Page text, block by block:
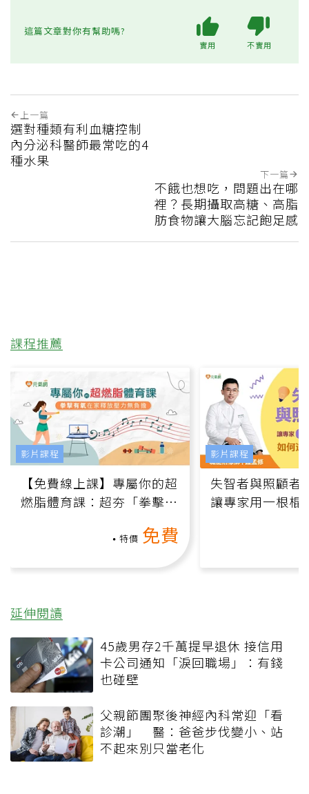
這篇文章對你有幫助嗎?
實用 不實用
上一篇
選對種類有利血糖控制
內分泌科醫師最常吃的4
種水果
下一篇
不餓也想吃，問題出在哪
裡？長期攝取高糖、高脂
肪食物讓大腦忘記飽足感
課程推薦
【免費線上課】專屬你的超
燃脂體育課：超夯「拳擊有
特價 免費
影片課程
失智者與照顧者
讓專家用一根棍
影片課程
延伸閱讀
45歲男存2千萬提早退休 接信用
卡公司通知「淚回職場」：有錢
也碰壁
父親節團聚後神經內科常迎「看
診潮」 醫：爸爸步伐變小、站
不起來別只當老化